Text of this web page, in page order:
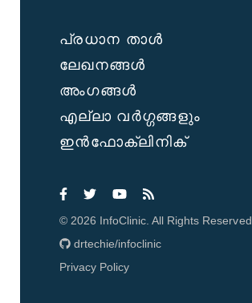
പ്രധാന താൾ
ലേഖനങ്ങൾ
അംഗങ്ങൾ
എല്ലാ വർഗ്ഗങ്ങളും
ഇൻഫോക്ലിനിക്
© 2026 InfoClinic. All Rights Reserved
drtechie/infoclinic
Privacy Policy